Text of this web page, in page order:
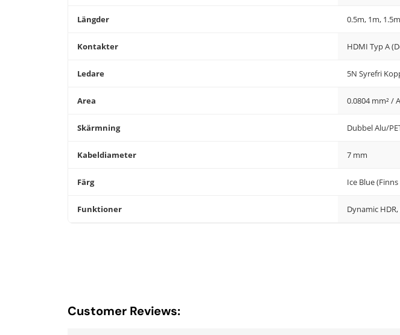
Längder 0.5m, 1m,
Kontakter HDMI Typ A
Ledare 5N Syrefri
Area 0.0804 mm² /
Skärmning Dubbel Alu/
Kabeldiameter 7 mm
Färg Ice Blue
Funktioner Dynamic HDR,
Customer Reviews: